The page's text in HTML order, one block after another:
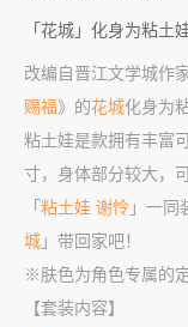
「花城」化身为粘土
改编自晋江文学城作
赐福》的花城化身为
粘土娃是款拥有丰富
寸，身体部分较大，
「 粘土娃 谢怜 」一同
城 」带回家吧！
※肤色为角色专属的定
【套装内容】